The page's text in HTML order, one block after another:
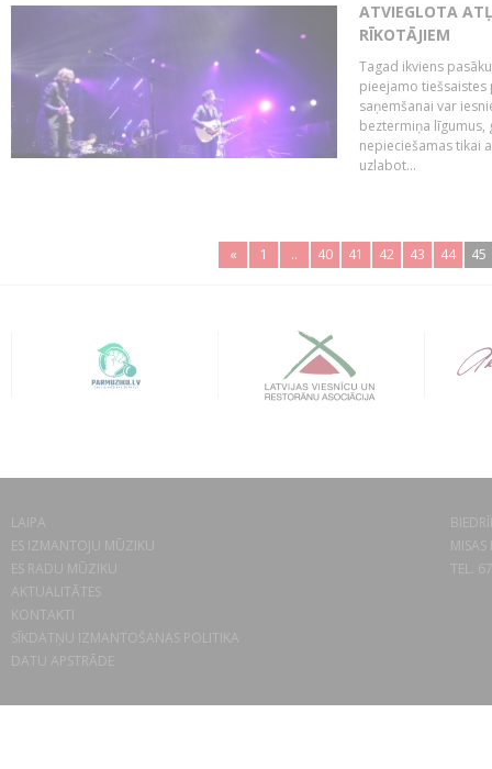
ATVIEGLOTA
RĪKOTĀJIEM
Tagad ikviens
pieejamo tiešsaistes
saņemšanai var
beztermiņa līgumus,
nepieciešamas tikai
uzlabot...
« 1 .. 40 41 42 43 44 45
LAIPA
ES IZMANTOJU MŪZIKU
ES RADU MŪZIKU
AKTUALITĀTES
KONTAKTI
SĪKDATŅU IZMANTOŠANAS POLITIKA
DATU APSTRĀDE
TEL.